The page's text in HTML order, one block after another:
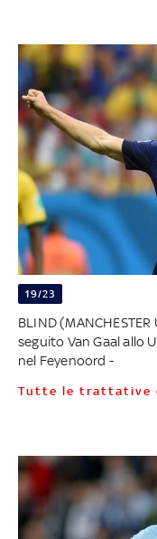
19/23
BLIND
seguito Van Gaal allo
nel Feyenoord -
Tutte le trattative